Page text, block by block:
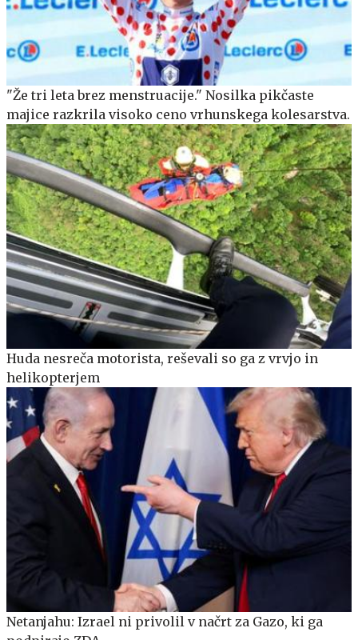
"Že tri leta brez menstruacije." Nosilka pikčaste
majice razkrila visoko ceno vrhunskega kolesarstva.
Huda nesreča motorista, reševali so ga z vrvjo in
helikopterjem
Netanjahu: Izrael ni privolil v načrt za Gazo, ki ga